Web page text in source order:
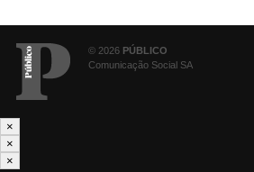
© 2026 PÚBLICO
Comunicação Social SA
×
×
×